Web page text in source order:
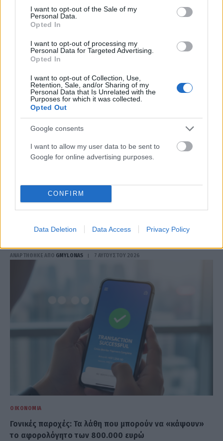
consent section.
I want to opt-out of the Sale of my
Personal Data.
Opted In
I want to opt-out of processing my
Personal Data for Targeted Advertising.
Opted In
I want to opt-out of Collection, Use,
Retention, Sale, and/or Sharing of my
Personal Data that Is Unrelated with the
Purposes for which it was collected.
Opted Out
Google consents
I want to allow my user data to be sent to
Google for online advertising purposes.
CONFIRM
Data Deletion Data Access Privacy Policy
ΟΙΚΟΝΟΜΊΑ
Διευρύνεται η εθνική πρωτοβουλία για τις τιμές στο
ακόμη 230 σε σχολικά και προϊόντα ιδιωτικής ετικέτας
ΑΝΑΡΤΗΘΗΚΕ ΑΠΟ ΕΛΕΑΝΑ ΖΑΜΠΑΡΑ
Χρηματιστήριο Αθηνών: Στα «πράσινα» ξεκίνησε και ο
ΑΝΑΡΤΗΘΗΚΕ ΑΠΟ GMYLONAS 7 ΑΥΓΟΎΣΤΟΥ 2026
ΟΙΚΟΝΟΜΊΑ
Γονικές παροχές: Τα λάθη που μπορούν να «κάψουν»
το αφορολόγητο των 800.000 ευρώ